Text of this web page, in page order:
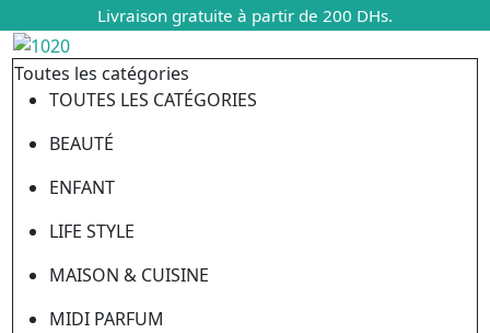
Livraison gratuite à partir de 200 DHs.
Toutes les catégories
TOUTES LES CATÉGORIES
BEAUTÉ
ENFANT
LIFE STYLE
MAISON & CUISINE
MIDI PARFUM